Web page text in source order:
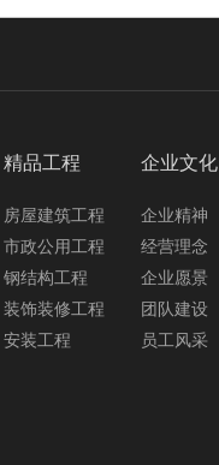
精品工程
房屋建筑工程
市政公用工程
钢结构工程
装饰装修工程
安装工程
企业文化
企业精神
经营理念
企业愿景
团队建设
员工风采